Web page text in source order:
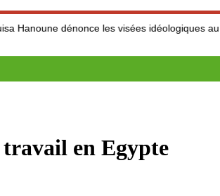
les visées idéologiques au dépend du
en Egypte